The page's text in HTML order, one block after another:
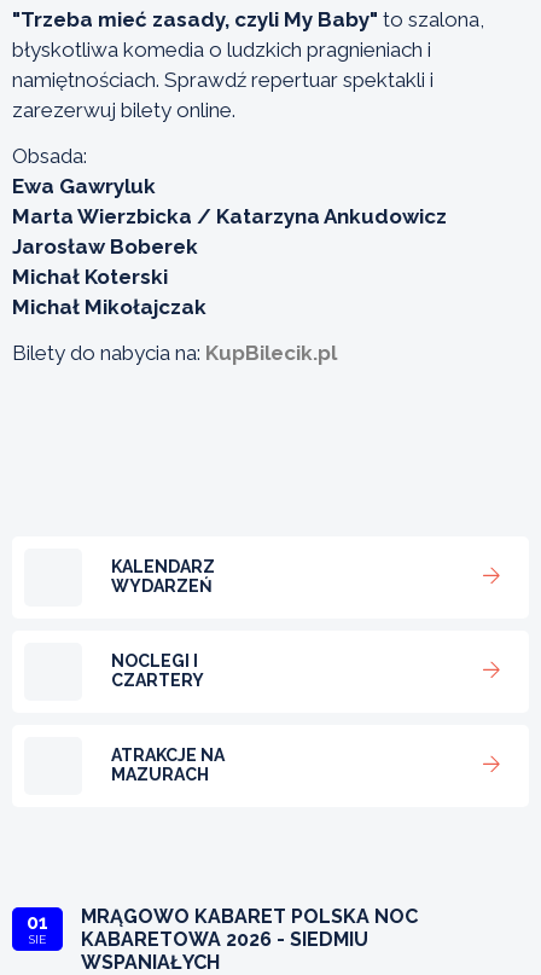
"Trzeba mieć zasady, czyli My Baby" to szalona,
błyskotliwa komedia o ludzkich pragnieniach i
namiętnościach. Sprawdź repertuar spektakli i
zarezerwuj bilety online.
Obsada:
Ewa Gawryluk
Marta Wierzbicka / Katarzyna Ankudowicz
Jarosław Boberek
Michał Koterski
Michał Mikołajczak
Bilety do nabycia na: KupBilecik.pl
KALENDARZ
WYDARZEŃ
NOCLEGI I
CZARTERY
ATRAKCJE NA
MAZURACH
01
SIE
MRĄGOWO KABARET POLSKA NOC
KABARETOWA 2026 - SIEDMIU
WSPANIAŁYCH